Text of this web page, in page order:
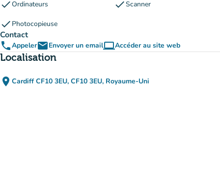
checkOrdinateurs checkScanner
check Photocopieuse
Contact
phoneAppeleremailEnvoyer un emailcomputerAccéder au site web
(nouvel onglet)
Localisation
place Cardiff CF10 3EU, CF10 3EU, Royaume-Uni
(ouvrir dans Google Maps)
(nouvel onglet)